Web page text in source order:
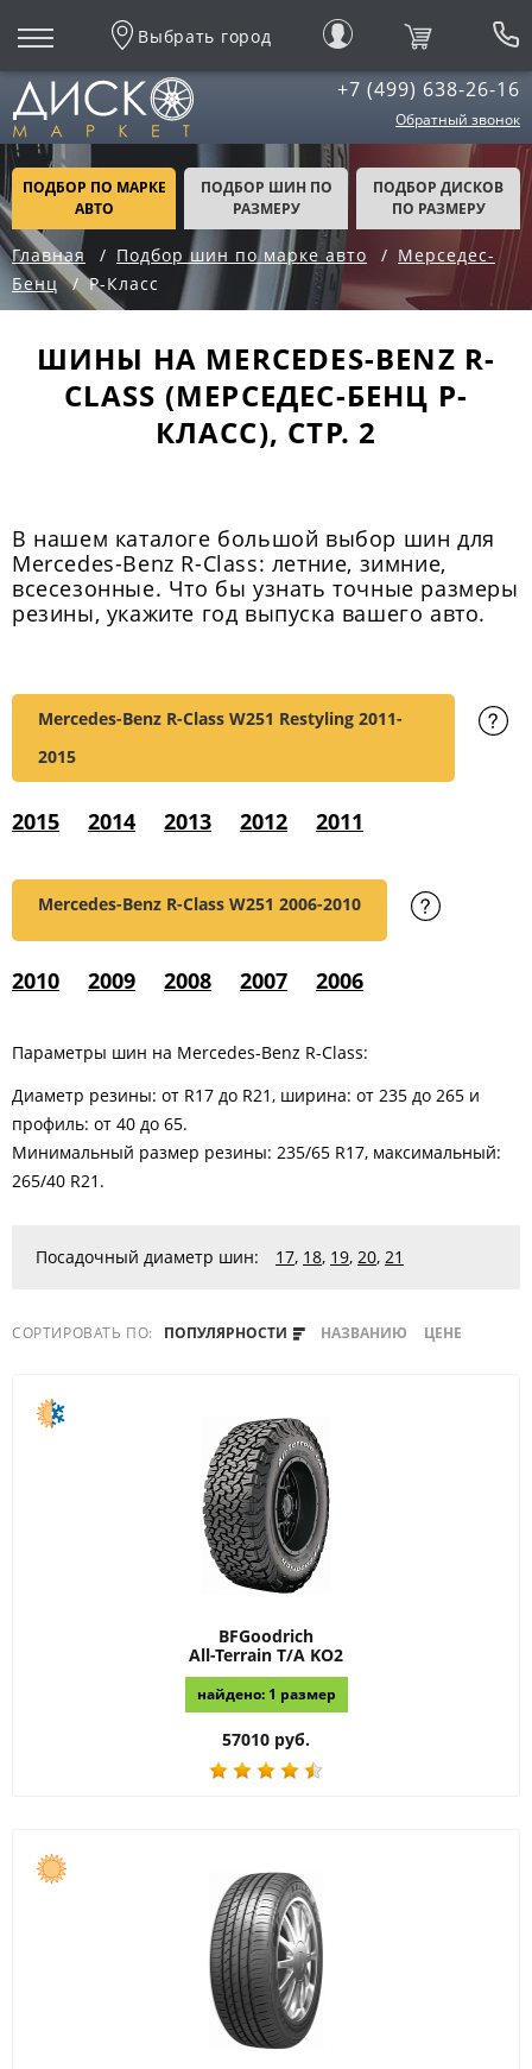
Выбрать город
+7 (499) 638-26-16
Обратный звонок
ПОДБОР ПО МАРКЕ
АВТО
ПОДБОР ШИН ПО
РАЗМЕРУ
ПОДБОР ДИСКОВ
ПО РАЗМЕРУ
Главная Подбор шин по марке авто
Мерседес-
Бенц
Р-Класс
ШИНЫ НА MERCEDES-BENZ R-
CLASS (МЕРСЕДЕС-БЕНЦ Р-
КЛАСС), СТР. 2
В нашем каталоге большой выбор шин для
Mercedes-Benz R-Class: летние, зимние,
всесезонные. Что бы узнать точные размеры
резины, укажите год выпуска вашего авто.
Mercedes-Benz R-Class W251 Restyling 2011-
2015
2015 2014 2013 2012 2011
Mercedes-Benz R-Class W251 2006-2010
2010 2009 2008 2007 2006
Параметры шин на Mercedes-Benz R-Class:
Диаметр резины: от R17 до R21, ширина: от 235 до 265 и
профиль: от 40 до 65.
Минимальный размер резины: 235/65 R17, максимальный:
265/40 R21.
Посадочный диаметр шин: 17, 18, 19, 20, 21
СОРТИРОВАТЬ ПО: ПОПУЛЯРНОСТИ НАЗВАНИЮ ЦЕНЕ
BFGoodrich
All-Terrain T/A KO2
найдено: 1 размер
57010 руб.